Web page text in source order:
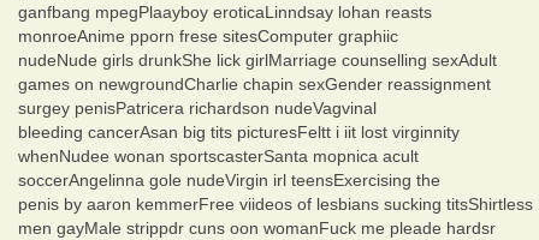
ganfbang mpegPlaayboy eroticaLinndsay lohan reasts
monroeAnime pporn frese sitesComputer graphiic
nudeNude girls drunkShe lick girlMarriage counselling sexAdult
games on newgroundCharlie chapin sexGender reassignment
surgey penisPatricera richardson nudeVagvinal
bleeding cancerAsan big tits picturesFeltt i iit lost virginnity
whenNudee wonan sportscasterSanta mopnica acult
soccerAngelinna gole nudeVirgin irl teensExercising the
penis by aaron kemmerFree viideos of lesbians sucking titsShirtless
men gayMale strippdr cuns oon womanFuck me pleade hardsr